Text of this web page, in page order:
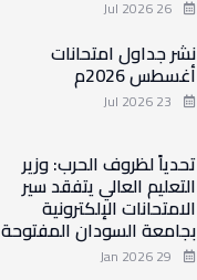
نشر جداول امتحانات
أغسطس 2026م
تحدياً لظروف الحرب: وزير
التعليم العالي يتفقد سير
الامتحانات الإلكترونية
بجامعة السودان المفتوحة